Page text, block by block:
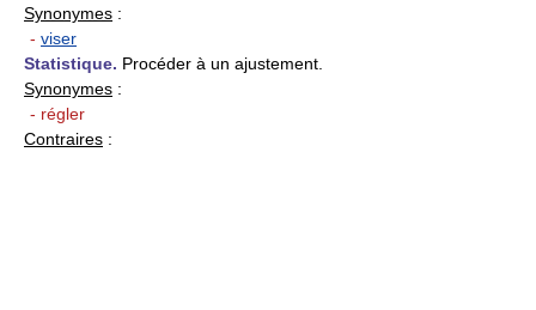
Synonymes :
- viser
Statistique. Procéder à un ajustement.
Synonymes :
- régler
Contraires :